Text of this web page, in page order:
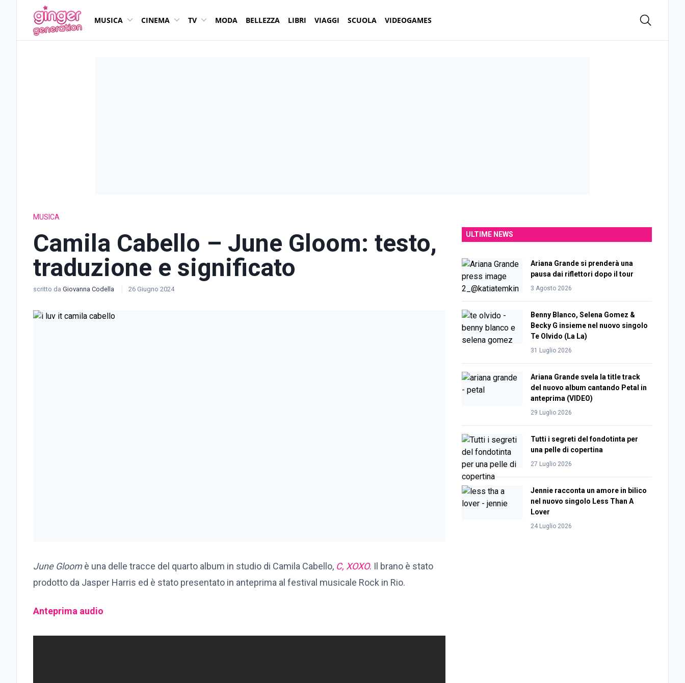
MUSICA CINEMA TV MODA BELLEZZA LIBRI VIAGGI SCUOLA VIDEOGAMES
MUSICA
Camila Cabello – June Gloom: testo,
traduzione e significato
scritto da Giovanna Codella 26 Giugno 2024
June Gloomè una delle tracce del quarto album in studio di Camila Cabello, C, XOXO. Il brano è stato
prodotto da Jasper Harris ed è stato presentato in anteprima al festival musicale Rock in Rio.
Anteprima audio
ULTIME NEWS
Ariana Grande si prenderà una
pausa dai riflettori dopo il tour
3 Agosto 2026
Benny Blanco, Selena Gomez &
Becky G insieme nel nuovo singolo
Te Olvido (La La)
31 Luglio 2026
Ariana Grande svela la title track
del nuovo album cantando Petal in
anteprima (VIDEO)
29 Luglio 2026
Tutti i segreti del fondotinta per
una pelle di copertina
27 Luglio 2026
Jennie racconta un amore in bilico
nel nuovo singolo Less Than A
Lover
24 Luglio 2026